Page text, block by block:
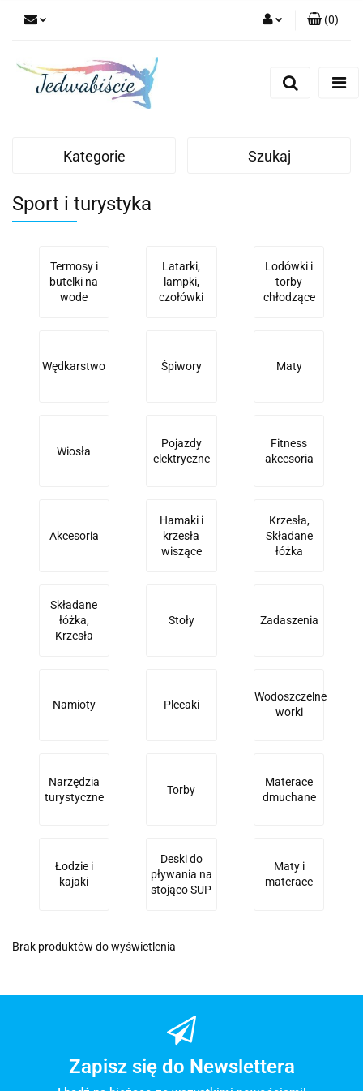
(0)
Kategorie Szukaj
Sport i turystyka
Termosy i
butelki na
wode
Latarki,
lampki,
czołówki
Lodówki i
torby
chłodzące
Wędkarstwo Śpiwory Maty
Wiosła
Pojazdy
elektryczne
Fitness
akcesoria
Akcesoria
Hamaki i
krzesła
wiszące
Krzesła,
Składane
łóżka
Składane
łóżka,
Krzesła
Stoły Zadaszenia
Namioty Plecaki
Wodoszczelne
worki
Narzędzia
turystyczne
Torby
Materace
dmuchane
Łodzie i
kajaki
Deski do
pływania na
stojąco SUP
Maty i
materace
Brak produktów do wyświetlenia
Zapisz się do Newslettera